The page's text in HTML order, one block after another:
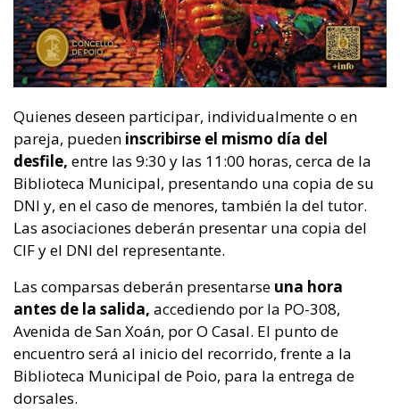
Quienes deseen participar, individualmente o en
pareja, pueden inscribirse el mismo día del
desfile, entre las 9:30 y las 11:00 horas, cerca de la
Biblioteca Municipal, presentando una copia de su
DNI y, en el caso de menores, también la del tutor.
Las asociaciones deberán presentar una copia del
CIF y el DNI del representante.
Las comparsas deberán presentarse una hora
antes de la salida, accediendo por la PO-308,
Avenida de San Xoán, por O Casal. El punto de
encuentro será al inicio del recorrido, frente a la
Biblioteca Municipal de Poio, para la entrega de
dorsales.